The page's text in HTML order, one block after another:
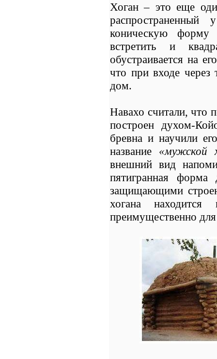
Хоган – это еще
коническую форму
встретить и
обустраивается на
что при входе через
дом.
Навахо считали, что
построен духом-
бревна и научили
название «мужской
внешний вид
пятигранная
защищающими
хогана находится
преимущественно